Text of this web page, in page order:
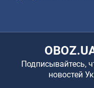
Подписывайтесь,
новостей